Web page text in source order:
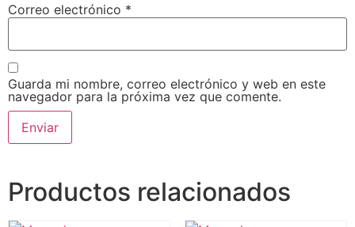
Correo electrónico *
Guarda mi nombre, correo electrónico y web en este
navegador para la próxima vez que comente.
Productos relacionados